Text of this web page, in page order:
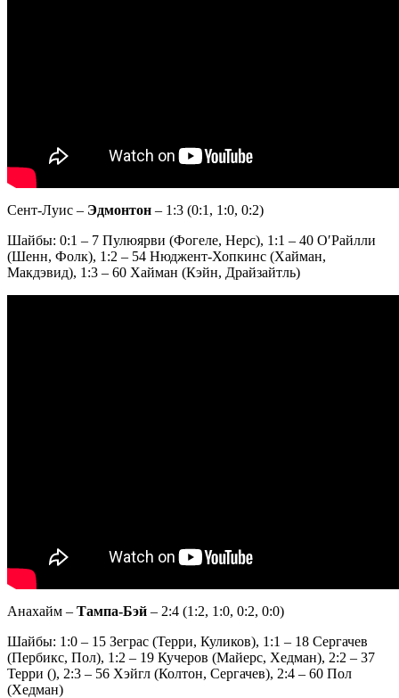
Сент-Луис – Эдмонтон – 1:3 (0:1, 1:0, 0:2)
Шайбы: 0:1 – 7 Пулюярви (Фогеле, Нерс), 1:1 – 40 О′Райлли
(Шенн, Фолк), 1:2 – 54 Нюджент-Хопкинс (Хайман,
Макдэвид), 1:3 – 60 Хайман (Кэйн, Драйзайтль)
Анахайм – Тампа-Бэй – 2:4 (1:2, 1:0, 0:2, 0:0)
Шайбы: 1:0 – 15 Зеграс (Терри, Куликов), 1:1 – 18 Сергачев
(Пербикс, Пол), 1:2 – 19 Кучеров (Майерс, Хедман), 2:2 – 37
Терри (), 2:3 – 56 Хэйгл (Колтон, Сергачев), 2:4 – 60 Пол
(Хедман)